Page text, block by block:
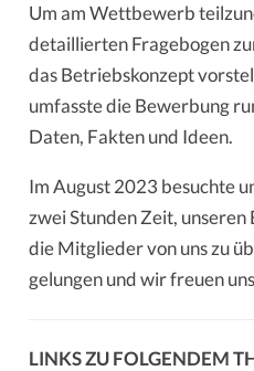
Um am Wettbewerb
detaillierten Fragebogen
das Betriebskonzept
umfasste die Bewerbung
Daten, Fakten und Ideen.
Im August 2023 besuchte
zwei Stunden Zeit,
die Mitglieder von uns zu
gelungen und wir freuen
LINKS ZU FOLGENDEM